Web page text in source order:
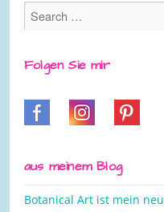
Folgen Sie mir
aus meinem Blog
Botanical Art ist mein